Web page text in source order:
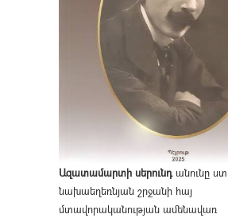
Ազատամարտի սերունդանունը
նախաեղեռնյան շրջանի հայ
մտավորականության ամենավառ